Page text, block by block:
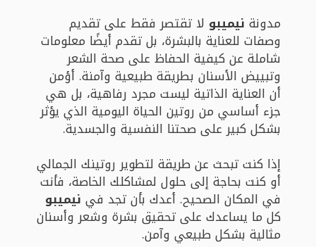
مدونة نيميبو لا تقتصر فقط على تقديم
وصفات للعناية بالبشرة، بل تقدم أيضًا معلومات
شاملة عن كيفية الحفاظ على صحة الشعر
وتبييض الأسنان بطريقة طبيعية وآمنة. أؤمن
أن العناية الذاتية ليست مجرد رفاهية، بل هي
جزء أساسي من روتين الحياة اليومية الذي يؤثر
بشكل كبير على صحتنا النفسية والجسدية.
إذا كنت تبحث عن طريقة لتطوير روتينك الجمالي
أو كنت بحاجة إلى حلول لمشاكلك الخاصة، فأنت
في المكان الصحيح. أعدك بأن تجد في نيميبو
كل ما يساعدك على تحقيق بشرة وشعر وأسنان
مثالية بشكل طبيعي وآمن.